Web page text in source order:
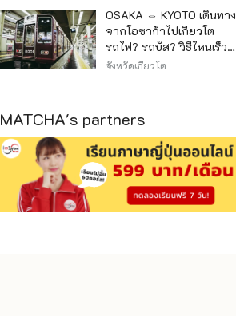
OSAKA ⇔ KYOTO เดินทาง
จากโอซาก้าไปเกียวโต
รถไฟ? รถบัส? วิธีไหนเร็ว
วิธีไหนถูก
จังหวัดเกียวโต
MATCHA's partners